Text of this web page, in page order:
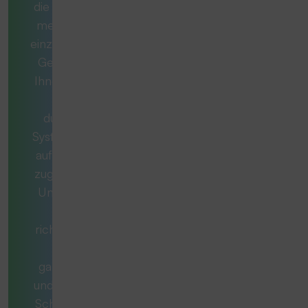
die ideale Lösung
mehr als nur ein
einzelnes Produkt.
Gemeinsam mit
Ihnen entwickeln
durchdachtes
System, das exakt
auf Ihren Bedarf
zugeschnitten ist.
Unsere Berater
richtigen Fragen,
ganzheitlich mit
und begleiten Sie
Schritt für Schritt